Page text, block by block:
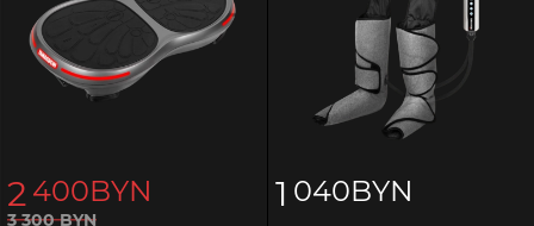
2 400BYN
3 300BYN
1 040BYN